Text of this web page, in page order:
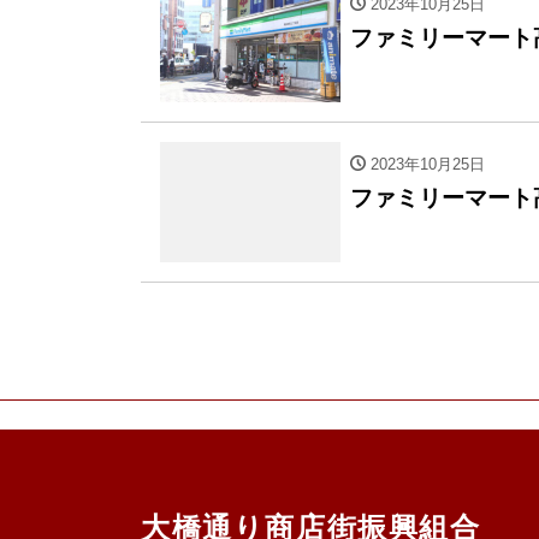
2023年10月25日
ファミリーマー
2023年10月25日
ファミリーマー
大橋通り商店街振興組合